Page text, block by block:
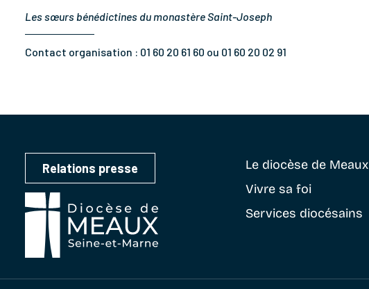
Lessœurs bénédictines du monastère Saint-Joseph
Contact organisation : 01 60 20 61 60 ou 01 60 20 02 91
Relations presse Le diocèse de Meaux
Vivre sa foi
Services diocésains